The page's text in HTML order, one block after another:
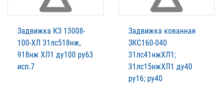
Задвижка КЗ 13008-
100-ХЛ 31лс518нж,
918нж ХЛ1 ду100 ру63
исп.7
Задвижка кованная
ЗКС160-040
31лс41нжХЛ1;
31лс15нжХЛ1 ду40
ру16; ру40